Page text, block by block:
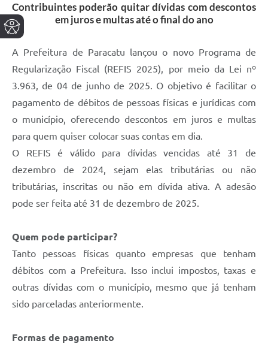
Contribuintes poderão quitar dívidas com descontos
em juros e multas até o final do ano
A Prefeitura de Paracatu lançou o novo Programa de
Regularização Fiscal (REFIS 2025), por meio da Lei nº
3.963, de 04 de junho de 2025. O objetivo é facilitar o
pagamento de débitos de pessoas físicas e jurídicas com
o município, oferecendo descontos em juros e multas
para quem quiser colocar suas contas em dia.
O REFIS é válido para dívidas vencidas até 31 de
dezembro de 2024, sejam elas tributárias ou não
tributárias, inscritas ou não em dívida ativa. A adesão
pode ser feita até 31 de dezembro de 2025.
Quem pode participar?
Tanto pessoas físicas quanto empresas que tenham
débitos com a Prefeitura. Isso inclui impostos, taxas e
outras dívidas com o município, mesmo que já tenham
sido parceladas anteriormente.
Formas de pagamento